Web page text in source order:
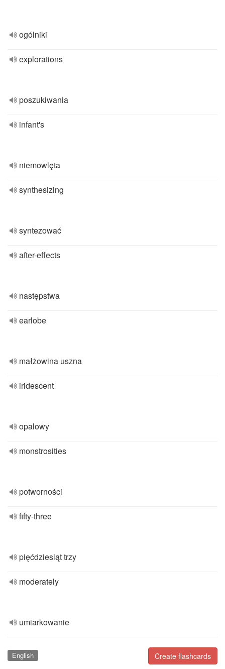
ogólniki
explorations
poszukiwania
infant's
niemowlęta
synthesizing
syntezować
after-effects
następstwa
earlobe
małżowina uszna
iridescent
opalowy
monstrosities
potworności
fifty-three
pięćdziesiąt trzy
moderately
umiarkowanie
Create flashcards
English